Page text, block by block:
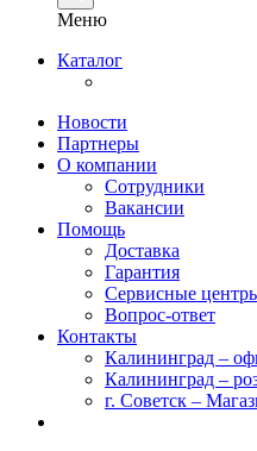
Меню
Каталог
Новости
Партнеры
О компании
Сотрудники
Вакансии
Помощь
Доставка
Гарантия
Сервисные
Вопрос-ответ
Контакты
Калининград –
Калининград –
г. Советск –